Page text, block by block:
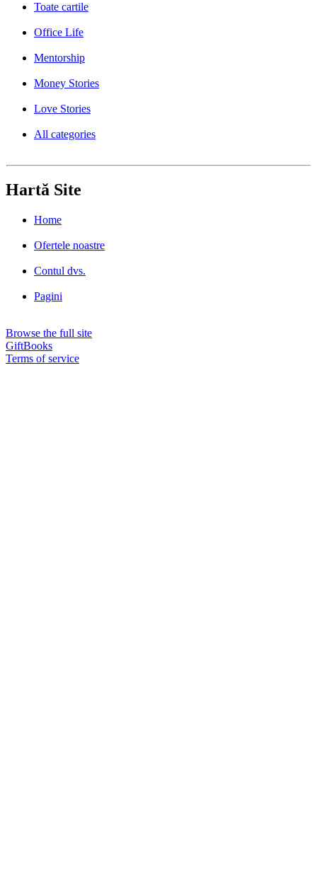
Toate cartile
Office Life
Mentorship
Money Stories
Love Stories
All categories
Hartă Site
Home
Ofertele noastre
Contul dvs.
Pagini
Browse the full site
GiftBooks
Terms of service